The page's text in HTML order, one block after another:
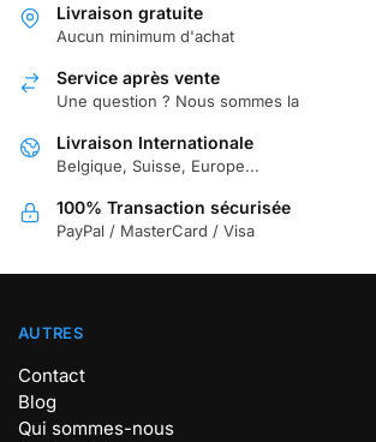
Livraison gratuite
Aucun minimum d'achat
Service après vente
Une question ? Nous sommes la
Livraison Internationale
Belgique, Suisse, Europe...
100% Transaction sécurisée
PayPal / MasterCard / Visa
AUTRES
Contact
Blog
Qui sommes-nous